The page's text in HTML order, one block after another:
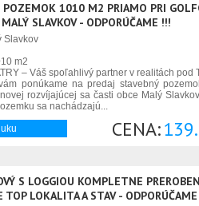
POZEMOK 1010 M2 PRIAMO PRI
SLAVKOV - ODPORÚČAME !!!
Slavkov
m2
– Váš spoľahlivý partner v realitách pod
ponúkame na predaj stavebný
rozvíjajúcej sa časti obce Malý
sa nachádzajú...
CENA:
S LOGGIOU KOMPLETNE
TOP LOKALITA A STAV -